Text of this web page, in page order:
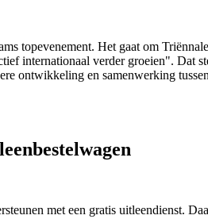
topevenement. Het gaat om
internationaal verder groeien". Dat
ontwikkeling en samenwerking
met een gratis uitleendienst.